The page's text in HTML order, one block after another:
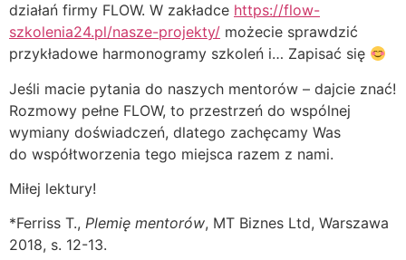
działań firmy FLOW. W zakładce https://flow-
szkolenia24.pl/nasze-projekty/ możecie sprawdzić
przykładowe harmonogramy szkoleń i… Zapisać się
Jeśli macie pytania do naszych mentorów – dajcie znać!
Rozmowy pełne FLOW, to przestrzeń do wspólnej
wymiany doświadczeń, dlatego zachęcamy Was
do współtworzenia tego miejsca razem z nami.
Miłej lektury!
*Ferriss T., Plemię mentorów, MT Biznes Ltd, Warszawa
2018, s. 12-13.